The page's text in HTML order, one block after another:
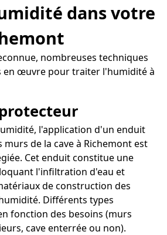
dans votre
nombreuses techniques
en œuvre pour traiter l'humidité à
l'application d'un enduit
de la cave à Richemont est
Cet enduit constitue une
l'infiltration d'eau et
de construction des
Différents types
fonction des besoins (murs
cave enterrée ou non).